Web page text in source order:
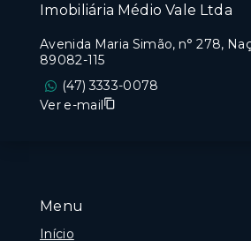
Menu
Início
Imobiliária Médio Vale Ltda
Avenida Maria Simão, n° 278,
89082-115
(47) 3333-0078
Ver e-mail